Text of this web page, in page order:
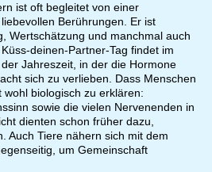
ist oft begleitet von einer
Berührungen. Er ist
Wertschätzung und manchmal auch
deinen-Partner-Tag findet im
Jahreszeit, in der die Hormone
sich zu verlieben. Dass Menschen
biologisch zu erklären:
sowie die vielen Nervenenden in
dienten schon früher dazu,
Auch Tiere nähern sich mit dem
um Gemeinschaft